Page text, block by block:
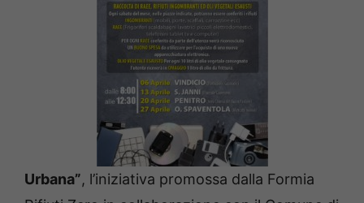
Urbana”, l’iniziativa promossa dalla Formia